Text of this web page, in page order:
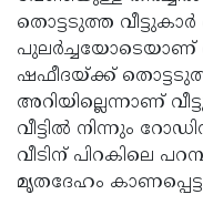
തൊട്ടടുത്ത
പുലര്‍ച്ചയോടെയാണ്
ഷഫീദയ്ക്ക്
അറിയില്ലെന്നാണ്
വീട്ടില്‍ നിന്നും
വീടിന് പിറകിലെ
മൃതദേഹം